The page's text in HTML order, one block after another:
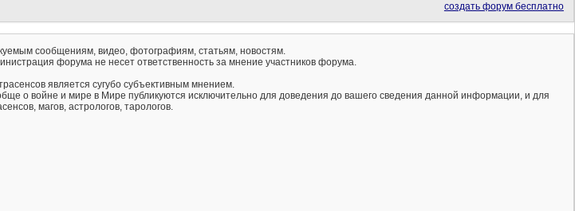
создать форум бесплатно
сообщениям, видео, фотографиям, статьям, новостям.
форума не несет ответственность за мнение участников форума.
является сугубо субъективным мнением.
о войне и мире в Мире публикуются исключительно для доведения до вашего сведения данной информации, и для
магов, астрологов, тарологов.